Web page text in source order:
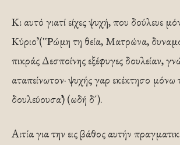
Κι αυτό γιατί είχες ψυχή, που δούλευε
Κύριο᾽᾽ (῾῾Ρώμη τη θεία, Ματρώνα,
πικράς Δεσποίνης εξέφυγες δουλείαν,
αταπείνωτον· ψυχής γαρ εκέκτησο
δουλεύουσα᾽᾽) (ωδή δ´).
Αιτία για την εις βάθος αυτήν